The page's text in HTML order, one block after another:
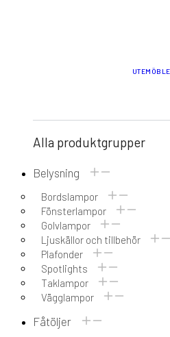
Alla produktgrupper
Belysning
Bordslampor
Fönsterlampor
Golvlampor
Ljuskällor och tillbehör
Plafonder
Spotlights
Taklampor
Vägglampor
Fåtöljer